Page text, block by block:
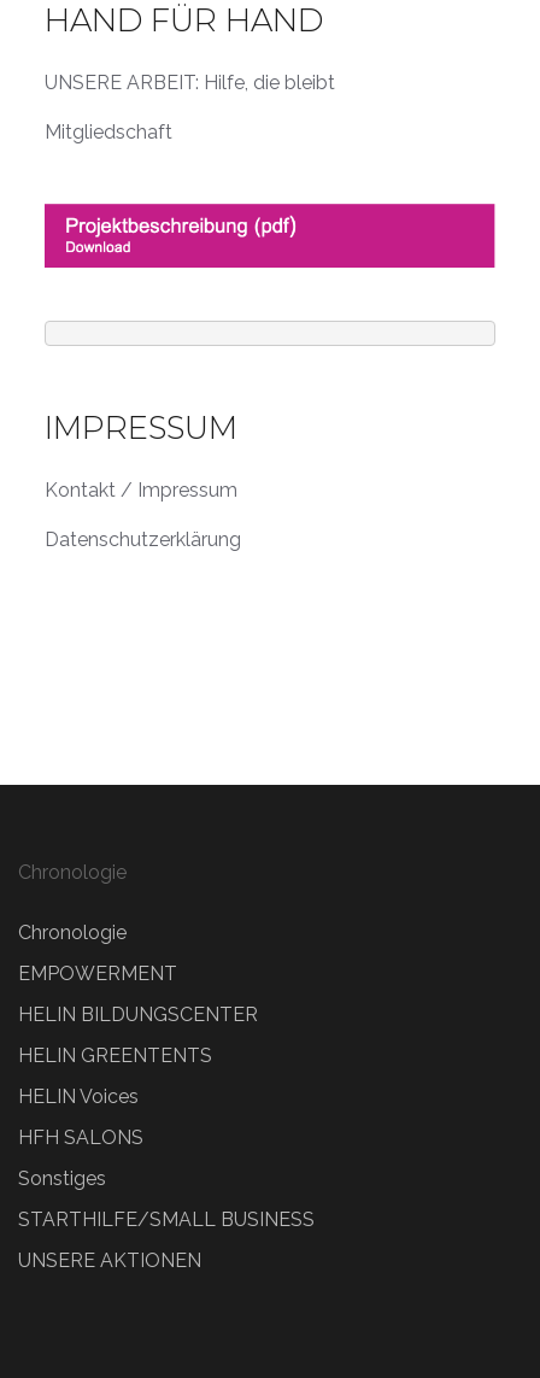
HAND FÜR HAND
UNSERE ARBEIT: Hilfe, die bleibt
Mitgliedschaft
IMPRESSUM
Kontakt / Impressum
Datenschutzerklärung
Chronologie
Chronologie
EMPOWERMENT
HELIN BILDUNGSCENTER
HELIN GREENTENTS
HELIN Voices
HFH SALONS
Sonstiges
STARTHILFE/SMALL BUSINESS
UNSERE AKTIONEN